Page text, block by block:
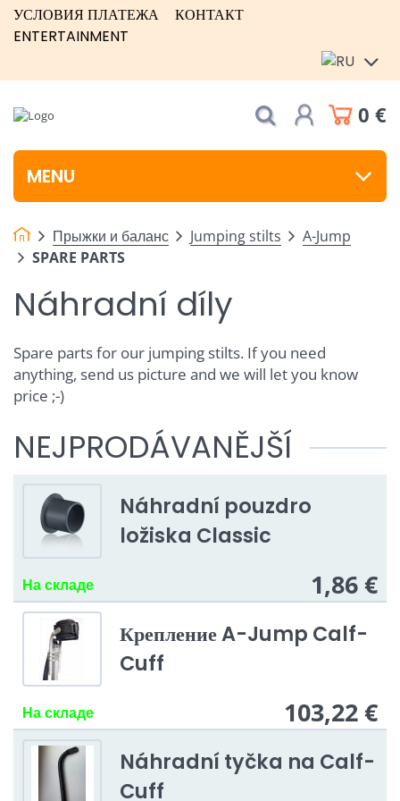
УСЛОВИЯ ПЛАТЕЖА
КОНТАКТ
ENTERTAINMENT
0 €
MENU
Прыжки и баланс Jumping stilts
A-Jump
SPARE PARTS
Náhradní díly
Spare parts for our jumping stilts. If you need
anything, send us picture and we will let you know
price ;-)
NEJPRODÁVANĚJŠÍ
Náhradní pouzdro
ložiska Classic
На складе 1,86 €
Крепление A-Jump Calf-
Cuff
На складе 103,22 €
Náhradní tyčka na Calf-
Cuff